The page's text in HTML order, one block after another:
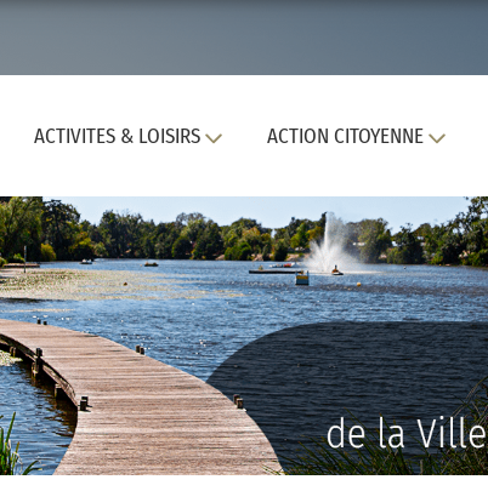
ACTIVITES & LOISIRS ACTION CITOYENNE